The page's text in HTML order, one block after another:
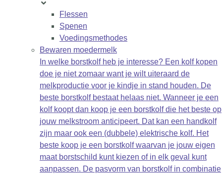
Flessen
Spenen
Voedingsmethodes
Bewaren moedermelk
In welke borstkolf heb je interesse? Een kolf kopen
doe je niet zomaar want je wilt uiteraard de
melkproductie voor je kindje in stand houden. De
beste borstkolf bestaat helaas niet. Wanneer je een
kolf koopt dan koop je een borstkolf die het beste op
jouw melkstroom anticipeert. Dat kan een handkolf
zijn maar ook een (dubbele) elektrische kolf. Het
beste koop je een borstkolf waarvan je jouw eigen
maat borstschild kunt kiezen of in elk geval kunt
aanpassen. De pasvorm van borstkolf in combinatie